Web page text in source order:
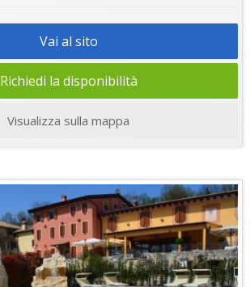
Vai al sito
Richiedi la disponibilità
Visualizza sulla mappa